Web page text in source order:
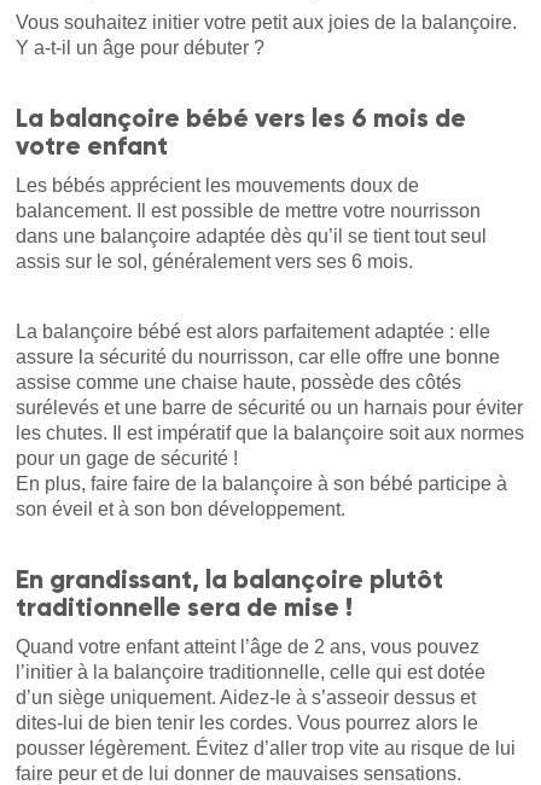
Vous souhaitez initier votre petit aux joies de la balançoire.
Y a-t-il un âge pour débuter ?
La balançoire bébé vers les 6 mois de
votre enfant
Les bébés apprécient les mouvements doux de
balancement. Il est possible de mettre votre nourrisson
dans une balançoire adaptée dès qu’il se tient tout seul
assis sur le sol, généralement vers ses 6 mois.
La balançoire bébé est alors parfaitement adaptée : elle
assure la sécurité du nourrisson, car elle offre une bonne
assise comme une chaise haute, possède des côtés
surélevés et une barre de sécurité ou un harnais pour éviter
les chutes. Il est impératif que la balançoire soit aux normes
pour un gage de sécurité !
En plus, faire faire de la balançoire à son bébé participe à
son éveil et à son bon développement.
En grandissant, la balançoire plutôt
traditionnelle sera de mise !
Quand votre enfant atteint l’âge de 2 ans, vous pouvez
l’initier à la balançoire traditionnelle, celle qui est dotée
d’un siège uniquement. Aidez-le à s’asseoir dessus et
dites-lui de bien tenir les cordes. Vous pourrez alors le
pousser légèrement. Évitez d’aller trop vite au risque de lui
faire peur et de lui donner de mauvaises sensations.